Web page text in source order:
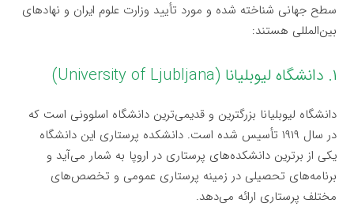
سطح جهانی شناخته شده و مورد تأیید وزارت علوم ایران و نهادهای
بین‌المللی هستند:
۱. دانشگاه لیوبلیانا (University of Ljubljana)
دانشگاه لیوبلیانا بزرگترین و قدیمی‌ترین دانشگاه اسلوونی است که
در سال ۱۹۱۹ تأسیس شده است. دانشکده پرستاری این دانشگاه
یکی از برترین دانشکده‌های پرستاری در اروپا به شمار می‌آید و
برنامه‌های تحصیلی در زمینه پرستاری عمومی و تخصص‌های
مختلف پرستاری ارائه می‌دهد.